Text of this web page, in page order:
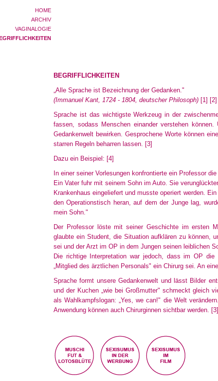
HOME
ARCHIV
VAGINALOGIE
BEGRIFFLICHKEITEN
„Alle Sprache ist Bezeichnung der Gedanken."
(Immanuel Kant, 1724 - 1804, deutscher Philosoph) [1] [2]
Sprache ist das wichtigste Werkzeug in der
fassen, sodass Menschen einander verstehen
Gedankenwelt bewirken. Gesprochene Worte können
starren Regeln beharren lassen. [3]
Dazu ein Beispiel: [4]
In einer seiner Vorlesungen konfrontierte ein Professor
Ein Vater fuhr mit seinem Sohn im Auto. Sie
Krankenhaus eingeliefert und musste operiert werden.
den Operationstisch heran, auf dem der Junge lag,
mein Sohn."
Der Professor löste mit seiner Geschichte im ersten
glaubte ein Student, die Situation aufklären zu können,
sei und der Arzt im OP in dem Jungen seinen leiblichen
Die richtige Interpretation war jedoch, dass im OP
„Mitglied des ärztlichen Personals" ein Chirurg sei. An
Sprache formt unsere Gedankenwelt und lässt Bilder
und der Kuchen „wie bei Großmutter" schmeckt gleich
als Wahlkampfslogan: „Yes, we can!" die Welt
Anwendung können auch Chirurginnen sichtbar werden. [3]